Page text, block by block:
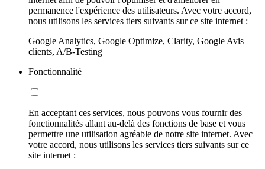
permanence l'expérience des utilisateurs. Avec votre accord,
nous utilisons les services tiers suivants sur ce site internet :
Google Analytics, Google Optimize, Clarity, Google Avis
clients, A/B-Testing
Fonctionnalité
En acceptant ces services, nous pouvons vous fournir des
fonctionnalités allant au-delà des fonctions de base et vous
permettre une utilisation agréable de notre site internet. Avec
votre accord, nous utilisons les services tiers suivants sur ce
site internet :